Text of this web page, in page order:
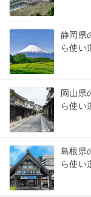
静岡県
ら使い
岡山県
ら使い
島根県
ら使い